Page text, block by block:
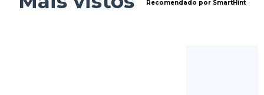
Recomendado por SmartHint